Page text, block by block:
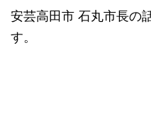
安芸高田市 石丸市長の
す。